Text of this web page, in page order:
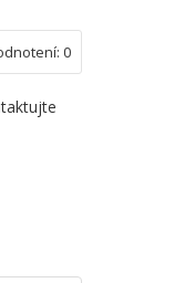
0